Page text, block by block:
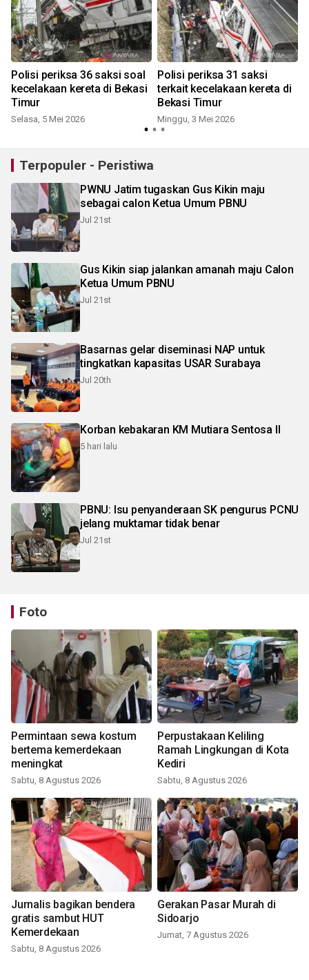
Polisi periksa 36 saksi soal
kecelakaan kereta di Bekasi
Timur
Selasa, 5 Mei 2026
Polisi periksa 31 saksi
terkait kecelakaan kereta di
Bekasi Timur
Minggu, 3 Mei 2026
Terpopuler - Peristiwa
PWNU Jatim tugaskan Gus Kikin maju
sebagai calon Ketua Umum PBNU
Jul 21st
Gus Kikin siap jalankan amanah maju Calon
Ketua Umum PBNU
Jul 21st
Basarnas gelar diseminasi NAP untuk
tingkatkan kapasitas USAR Surabaya
Jul 20th
Korban kebakaran KM Mutiara Sentosa II
5 hari lalu
PBNU: Isu penyanderaan SK pengurus PCNU
jelang muktamar tidak benar
Jul 21st
Foto
Permintaan sewa kostum
bertema kemerdekaan
meningkat
Sabtu, 8 Agustus 2026
Perpustakaan Keliling
Ramah Lingkungan di Kota
Kediri
Sabtu, 8 Agustus 2026
Jurnalis bagikan bendera
gratis sambut HUT
Kemerdekaan
Sabtu, 8 Agustus 2026
Gerakan Pasar Murah di
Sidoarjo
Jumat, 7 Agustus 2026